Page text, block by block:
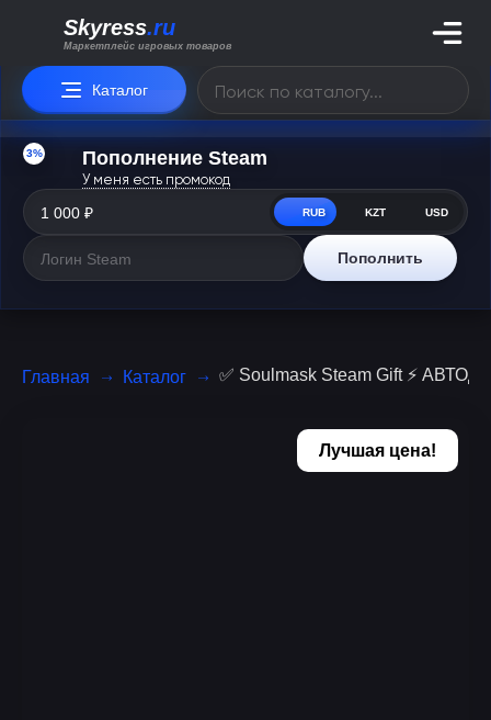
Skyress.ru
Маркетплейс игровых товаров
Каталог
3% Пополнение Steam
У меня есть промокод
RUB KZT USD
Пополнить
Главная Каталог ✅ Soulmask Steam Gift ⚡
Лучшая цена!